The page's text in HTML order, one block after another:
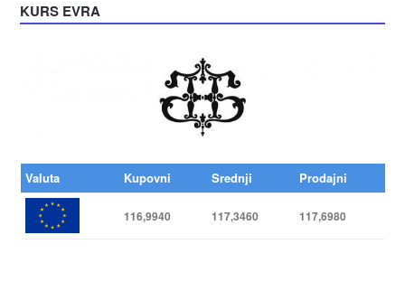
KURS EVRA
Valuta Kupovni Srednji Prodajni
116,9940 117,3460 117,6980